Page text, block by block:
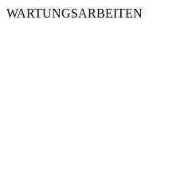
WARTUNGSARBEITEN